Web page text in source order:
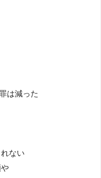
は減った
ない